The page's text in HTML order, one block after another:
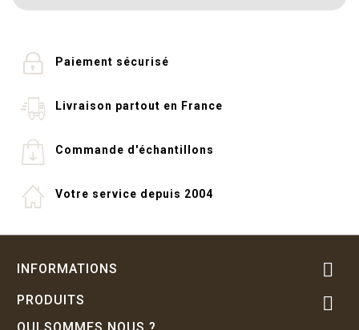
Paiement sécurisé
Livraison partout en France
Commande d'échantillons
Votre service depuis 2004
INFORMATIONS 
PRODUITS 